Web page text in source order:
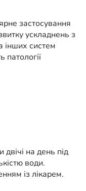
застосування
ускладнень з
інших систем
на день під
води.
із лікарем.